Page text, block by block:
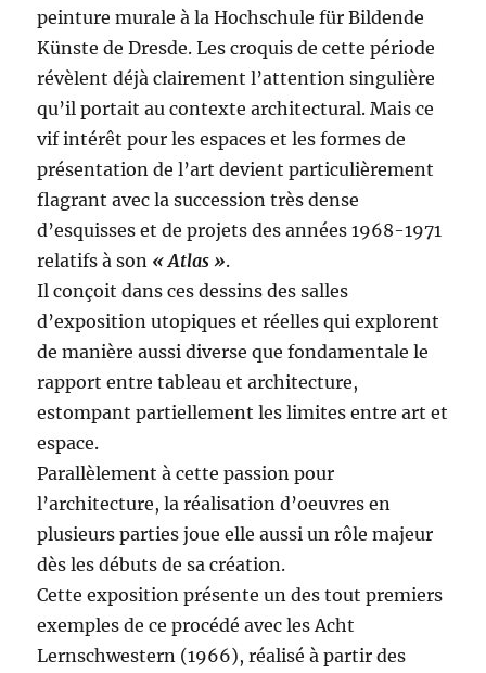
peinture murale à la Hochschule für Bildende
Künste de Dresde. Les croquis de cette période
révèlent déjà clairement l’attention singulière
qu’il portait au contexte architectural. Mais ce
vif intérêt pour les espaces et les formes de
présentation de l’art devient particulièrement
flagrant avec la succession très dense
d’esquisses et de projets des années 1968-1971
relatifs à son « Atlas ».
Il conçoit dans ces dessins des salles
d’exposition utopiques et réelles qui explorent
de manière aussi diverse que fondamentale le
rapport entre tableau et architecture,
estompant partiellement les limites entre art et
espace.
Parallèlement à cette passion pour
l’architecture, la réalisation d’oeuvres en
plusieurs parties joue elle aussi un rôle majeur
dès les débuts de sa création.
Cette exposition présente un des tout premiers
exemples de ce procédé avec les Acht
Lernschwestern (1966), réalisé à partir des